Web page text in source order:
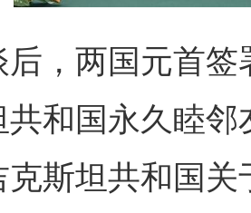
两国元首签
共和国永久睦
克斯坦共和国